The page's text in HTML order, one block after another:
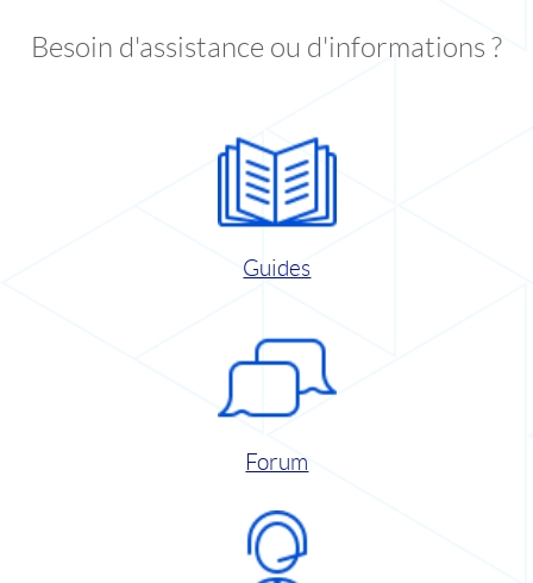
Besoin d'assistance ou d'informations ?
Guides
Forum